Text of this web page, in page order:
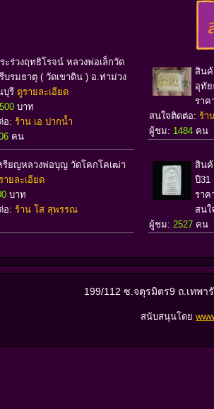
ะร่วงฤทธิโรจน์ หลวงพ่อเล็กวัด
บรมธาตุ ( วัดเขาดิน ) อ.ท่าม่วง
บุรี ดูรายละเอียด
บาท
อ: ร้าน เอ ปากน้ำ
คน
สินค้
อุทั
รา
สนใจติดต่อ: ร้า
ผู้ชม: 1484 คน
รียญหลวงพ่อบุญ วัดโคกโคเฒ่า
ายละเอียด
บาท
อ: ร้าน โส สุพรรณ
สินค้
ปี31
รา
สน
ผู้ชม: 2527 คน
199/112 ซ.จตุรมิตร9 ถ.เทพ
สนับสนุนโดย